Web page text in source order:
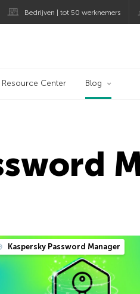
Bedrijven | tot 50 werknemers
Resource Center Blog
Kaspersky Password Manager